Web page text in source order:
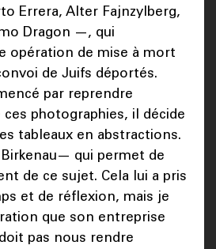
Errera, Alter Fajnzylberg,
Dragon —, qui
opération de mise à mort
de Juifs déportés.
par reprendre
ces photographies, il décide
tableaux en abstractions.
qui permet de
de ce sujet. Cela lui a pris
et de réflexion, mais je
que son entreprise
pas nous rendre